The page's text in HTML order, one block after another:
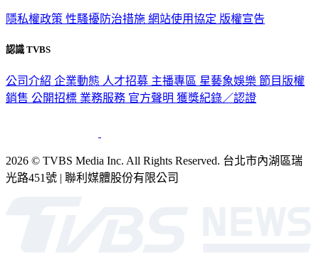
隱私權政策 性騷擾防治措施 網站使用協定 版權宣告
認識 TVBS
公司介紹 企業動態 人才招募 主播專區 星藝象娛樂 節目版權
銷售 公開招標 業務服務 官方聲明 獲獎紀錄／認證
2026 © TVBS Media Inc. All Rights Reserved. 台北市內湖區瑞
光路451號 | 聯利媒體股份有限公司